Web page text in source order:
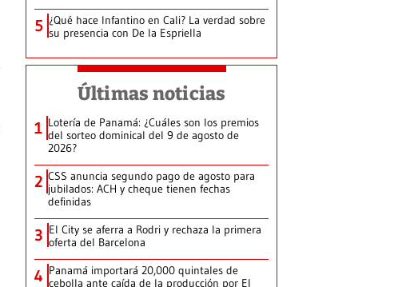
5 ¿Qué hace Infantino en Cali? La verdad sobre
su presencia con De la Espriella
Últimas noticias
1 Lotería de Panamá: ¿Cuáles son los premios
del sorteo dominical del 9 de agosto de
2026?
2 CSS anuncia segundo pago de agosto para
jubilados: ACH y cheque tienen fechas
definidas
3 El City se aferra a Rodri y rechaza la primera
oferta del Barcelona
4 Panamá importará 20,000 quintales de
cebolla ante caída de la producción por El